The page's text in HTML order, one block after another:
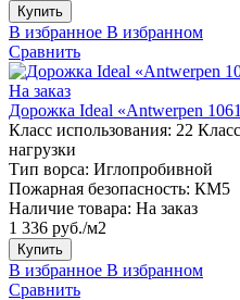
Купить
В избранное В избранном
Сравнить
На заказ
Дорожка Ideal «Antwerpen
Класс использования: 22
нагрузки
Тип ворса: Иглопробивной
Пожарная безопасность: КМ5
Наличие товара: На заказ
1 336 руб./м2
Купить
В избранное В избранном
Сравнить